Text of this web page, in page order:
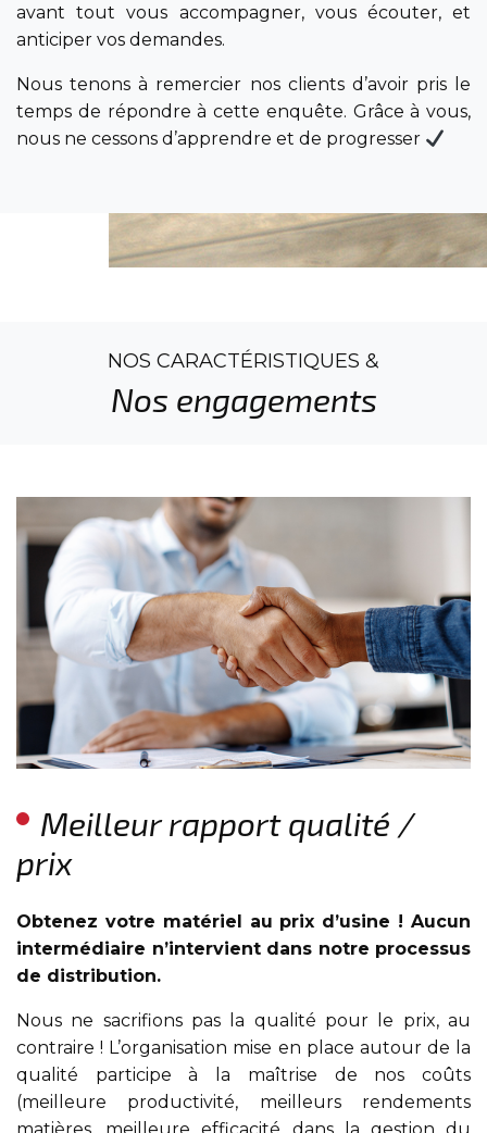
avant tout vous accompagner, vous écouter, et
anticiper vos demandes.
Nous tenons à remercier nos clients d’avoir pris le
temps de répondre à cette enquête. Grâce à vous,
nous ne cessons d’apprendre et de progresser
NOS CARACTÉRISTIQUES &
Nos engagements
Meilleur rapport qualité /
prix
Obtenez votre matériel au prix d’usine ! Aucun
intermédiaire n’intervient dans notre processus
de distribution.
Nous ne sacrifions pas la qualité pour le prix, au
contraire ! L’organisation mise en place autour de la
qualité participe à la maîtrise de nos coûts
(meilleure productivité, meilleurs rendements